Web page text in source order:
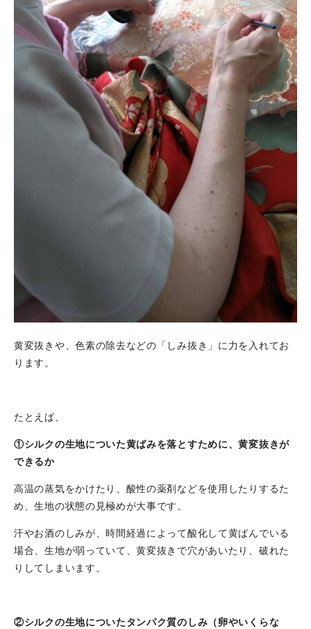
黄変抜きや、色素の除去などの「しみ抜き」に力を入れてお
ります。
たとえば、
①シルクの生地についた黄ばみを落とすために、黄変抜きが
できるか
高温の蒸気をかけたり、酸性の薬剤などを使用したりするた
め、生地の状態の見極めが大事です。
汗やお酒のしみが、時間経過によって酸化して黄ばんでいる
場合、生地が弱っていて、黄変抜きで穴があいたり、破れた
りしてしまいます。
②シルクの生地についたタンパク質のしみ（卵やいくらな